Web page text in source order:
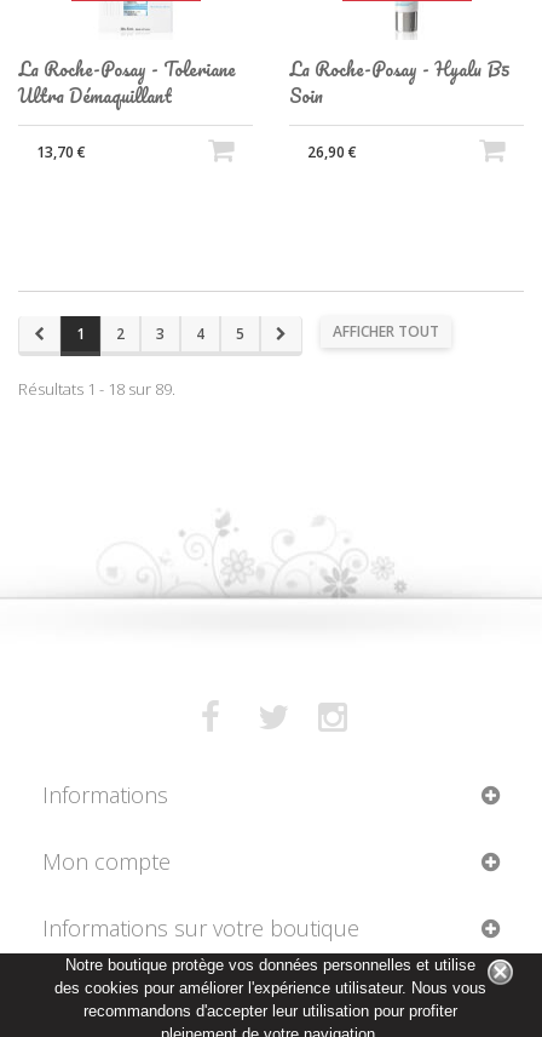
Notre boutique protège vos données personnelles et utilise
des cookies pour améliorer l'expérience utilisateur. Nous vous
recommandons d'accepter leur utilisation pour profiter
La Roche-Posay - Toleriane
Ultra Démaquillant
13,70 €
La Roche-Posay - Hyalu B5
Soin
26,90 €
AFFICHER TOUT
1 2 3 4 5
Résultats 1 - 18 sur 89.
Informations
Mon compte
Informations sur votre boutique